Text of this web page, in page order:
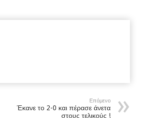
Επόμενο
Έκανε το 2-0 και πέρασε άνετα
στους τελικούς !